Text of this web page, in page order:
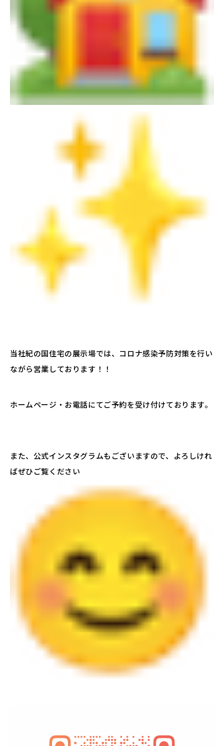
当社紀の国住宅の展示場では、コロナ感染予防対策を行い
ながら営業しております！！
ホームページ・お電話にてご予約を受け付けております。
また、公式インスタグラムもございますので、よろしけれ
ばぜひご覧ください